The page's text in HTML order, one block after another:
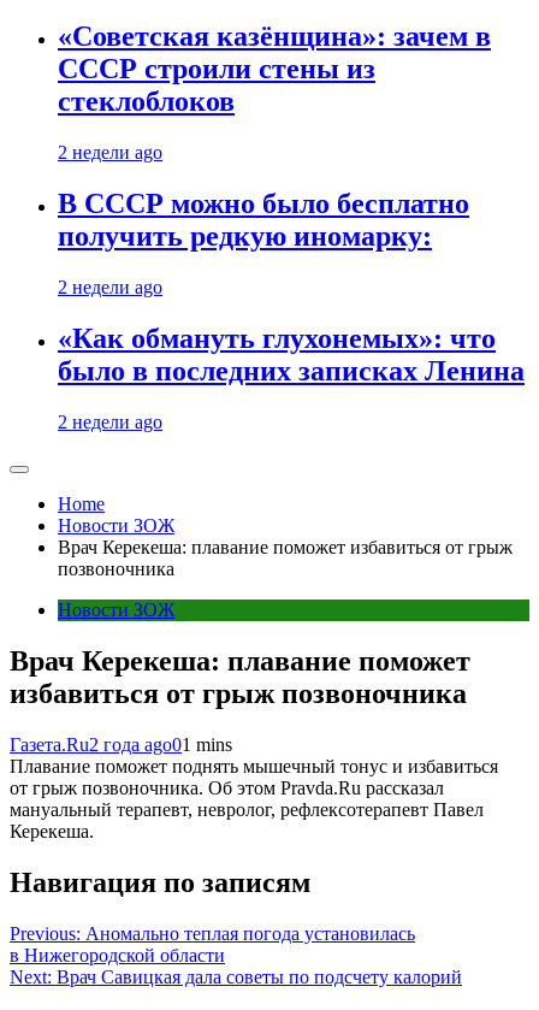
«Советская казёнщина»: зачем в
СССР строили стены из
стеклоблоков
2 недели ago
В СССР можно было бесплатно
получить редкую иномарку:
2 недели ago
«Как обмануть глухонемых»: что
было в последних записках Ленина
2 недели ago
Home
Новости ЗОЖ
Врач Керекеша: плавание поможет избавиться от грыж
позвоночника
Новости ЗОЖ
Врач Керекеша: плавание поможет
избавиться от грыж позвоночника
Газета.Ru2 года ago01 mins
Плавание поможет поднять мышечный тонус и избавиться
от грыж позвоночника. Об этом Pravda.Ru рассказал
мануальный терапевт, невролог, рефлексотерапевт Павел
Керекеша.
Навигация по записям
Previous: Аномально теплая погода установилась
в Нижегородской области
Next: Врач Савицкая дала советы по подсчету калорий